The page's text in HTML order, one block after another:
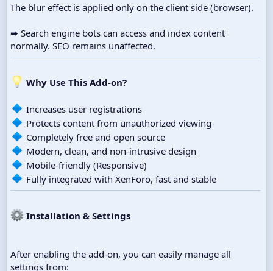
The blur effect is applied only on the client side (browser).
➡ Search engine bots can access and index content
normally. SEO remains unaffected.
Why Use This Add-on?
Increases user registrations
Protects content from unauthorized viewing
Completely free and open source
Modern, clean, and non-intrusive design
Mobile-friendly (Responsive)
Fully integrated with XenForo, fast and stable
Installation & Settings
After enabling the add-on, you can easily manage all
settings from: